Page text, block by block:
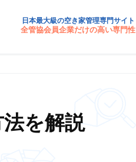
日本最大級の空き家管理専門サイト
全管協会員企業だけの高い専門性
を解説